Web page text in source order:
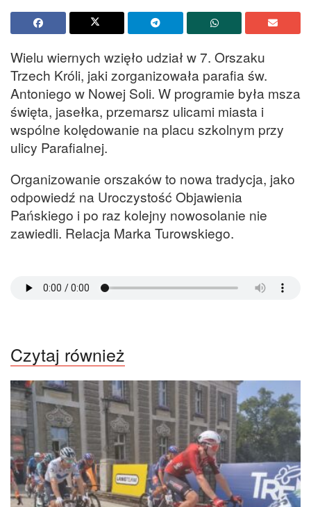
Wielu wiernych wzięło udział w 7. Orszaku
Trzech Króli, jaki zorganizowała parafia św.
Antoniego w Nowej Soli. W programie była msza
święta, jasełka, przemarsz ulicami miasta i
wspólne kolędowanie na placu szkolnym przy
ulicy Parafialnej.
Organizowanie orszaków to nowa tradycja, jako
odpowiedź na Uroczystość Objawienia
Pańskiego i po raz kolejny nowosolanie nie
zawiedli. Relacja Marka Turowskiego.
Czytaj również